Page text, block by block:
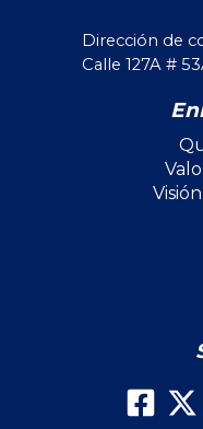
Dirección de
Calle 127A #